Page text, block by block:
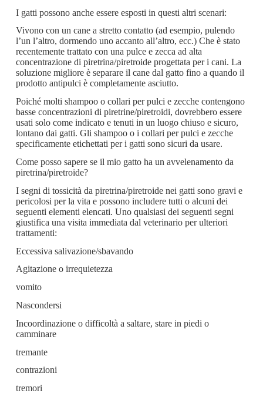
I gatti possono anche essere esposti in questi altri scenari:
Vivono con un cane a stretto contatto (ad esempio, pulendo
l’un l’altro, dormendo uno accanto all’altro, ecc.) Che è stato
recentemente trattato con una pulce e zecca ad alta
concentrazione di piretrina/piretroide progettata per i cani. La
soluzione migliore è separare il cane dal gatto fino a quando il
prodotto antipulci è completamente asciutto.
Poiché molti shampoo o collari per pulci e zecche contengono
basse concentrazioni di piretrine/piretroidi, dovrebbero essere
usati solo come indicato e tenuti in un luogo chiuso e sicuro,
lontano dai gatti. Gli shampoo o i collari per pulci e zecche
specificamente etichettati per i gatti sono sicuri da usare.
Come posso sapere se il mio gatto ha un avvelenamento da
piretrina/piretroide?
I segni di tossicità da piretrina/piretroide nei gatti sono gravi e
pericolosi per la vita e possono includere tutti o alcuni dei
seguenti elementi elencati. Uno qualsiasi dei seguenti segni
giustifica una visita immediata dal veterinario per ulteriori
trattamenti:
Eccessiva salivazione/sbavando
Agitazione o irrequietezza
vomito
Nascondersi
Incoordinazione o difficoltà a saltare, stare in piedi o
camminare
tremante
contrazioni
tremori